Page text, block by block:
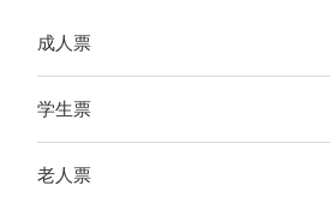
成人票
学生票
老人票